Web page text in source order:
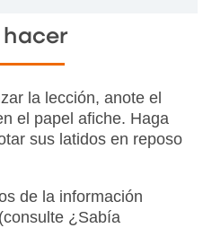
hacer
la lección, anote el
el papel afiche. Haga
sus latidos en reposo
de la información
¿Sabía